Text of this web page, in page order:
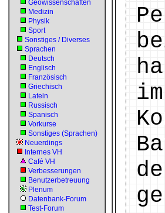
Geowissenschaften
Medizin
Physik
Sport
Sonstiges / Diverses
Sprachen
Deutsch
Englisch
Französisch
Griechisch
Latein
Russisch
Spanisch
Vorkurse
Sonstiges (Sprachen)
Neuerdings
Internes VH
Café VH
Verbesserungen
Benutzerbetreuung
Plenum
Datenbank-Forum
Test-Forum